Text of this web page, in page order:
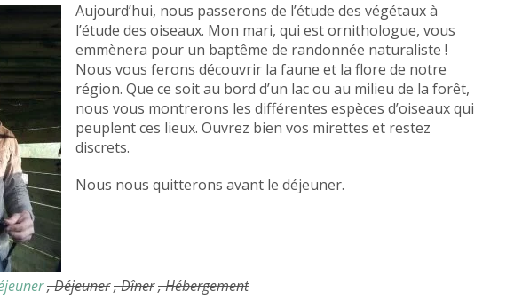
Aujourd’hui, nous passerons de l’étude des végétaux à
l’étude des oiseaux. Mon mari, qui est ornithologue, vous
emmènera pour un baptême de randonnée naturaliste !
Nous vous ferons découvrir la faune et la flore de notre
région. Que ce soit au bord d’un lac ou au milieu de la forêt,
nous vous montrerons les différentes espèces d’oiseaux qui
peuplent ces lieux. Ouvrez bien vos mirettes et restez
discrets.
Nous nous quitterons avant le déjeuner.
, Déjeuner, Dîner, Hébergement